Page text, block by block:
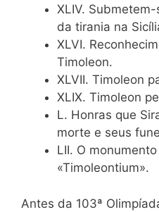
XLIV.
da tirania na
XLVI.
Timoleon.
XLVII. Timoleon
XLIX. Timoleon
L. Honras que
morte e seus
LII. O
«Timoleontium».
Antes da 103ª